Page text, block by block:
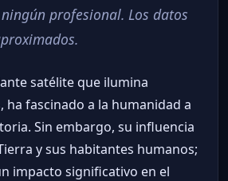
profesional. Los datos
satélite que ilumina
ha fascinado a la humanidad a
Sin embargo, su influencia
y sus habitantes humanos;
impacto significativo en el